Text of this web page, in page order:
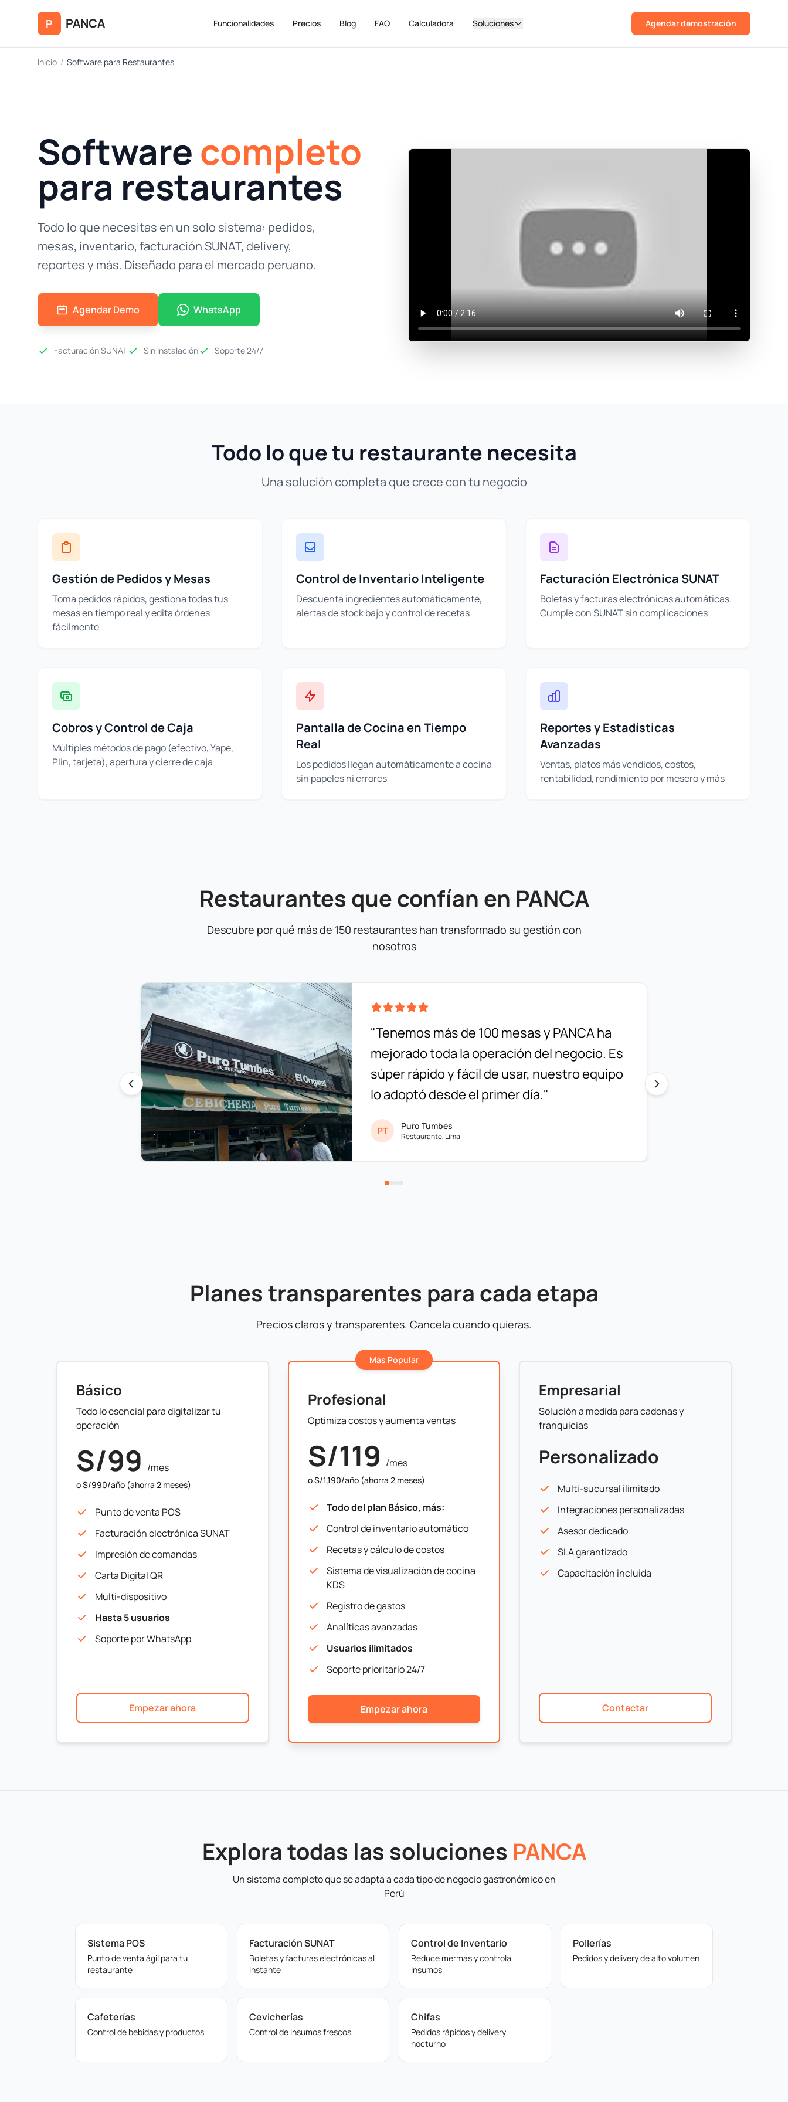
P PANCA Funcionalidades Precios Blog FAQ Calculadora Soluciones Agendar demostración
Inicio / Software para Restaurantes
Softwarecompleto
para restaurantes
Todo lo que necesitas en un solo sistema: pedidos,
mesas, inventario, facturación SUNAT, delivery,
reportes y más. Diseñado para el mercado peruano.
Agendar Demo WhatsApp
Facturación SUNAT Sin Instalación Soporte 24/7
Todo lo que tu restaurante necesita
Una solución completa que crece con tu negocio
Gestión de Pedidos y Mesas
Toma pedidos rápidos, gestiona todas tus
mesas en tiempo real y edita órdenes
fácilmente
Control de Inventario Inteligente
Descuenta ingredientes automáticamente,
alertas de stock bajo y control de recetas
Facturación Electrónica SUNAT
Boletas y facturas electrónicas automáticas.
Cumple con SUNAT sin complicaciones
Cobros y Control de Caja
Múltiples métodos de pago (efectivo, Yape,
Plin, tarjeta), apertura y cierre de caja
Pantalla de Cocina en Tiempo
Real
Los pedidos llegan automáticamente a cocina
sin papeles ni errores
Reportes y Estadísticas
Avanzadas
Ventas, platos más vendidos, costos,
rentabilidad, rendimiento por mesero y más
Restaurantes que confían en PANCA
Descubre por qué más de 150 restaurantes han transformado su gestión con
nosotros
"Tenemos más de 100 mesas y PANCA ha
mejorado toda la operación del negocio. Es
súper rápido y fácil de usar, nuestro equipo
lo adoptó desde el primer día."
PT Puro Tumbes
Restaurante, Lima
Planes transparentes para cada etapa
Precios claros y transparentes. Cancela cuando quieras.
Básico
Todo lo esencial para digitalizar tu
operación
S/99 /mes
o S/990/año (ahorra 2 meses)
Punto de venta POS
Facturación electrónica SUNAT
Impresión de comandas
Carta Digital QR
Multi-dispositivo
Hasta 5 usuarios
Soporte por WhatsApp
Empezar ahora
Más Popular
Profesional
Optimiza costos y aumenta ventas
S/119 /mes
o S/1,190/año (ahorra 2 meses)
Todo del plan Básico, más:
Control de inventario automático
Recetas y cálculo de costos
Sistema de visualización de cocina
KDS
Registro de gastos
Analíticas avanzadas
Usuarios ilimitados
Soporte prioritario 24/7
Empezar ahora
Empresarial
Solución a medida para cadenas y
franquicias
Personalizado
Multi-sucursal ilimitado
Integraciones personalizadas
Asesor dedicado
SLA garantizado
Capacitación incluida
Contactar
Explora todas las soluciones PANCA
Un sistema completo que se adapta a cada tipo de negocio gastronómico en
Perú
Sistema POS
Punto de venta ágil para tu
restaurante
Facturación SUNAT
Boletas y facturas electrónicas al
instante
Control de Inventario
Reduce mermas y controla
insumos
Pollerías
Pedidos y delivery de alto volumen
Cafeterías
Control de bebidas y productos
Cevicherías
Control de insumos frescos
Chifas
Pedidos rápidos y delivery
nocturno